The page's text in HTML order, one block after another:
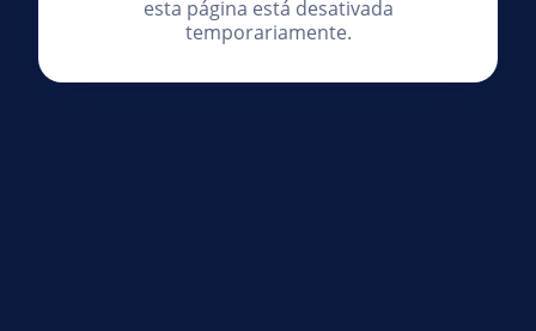
esta página está desativada
temporariamente.